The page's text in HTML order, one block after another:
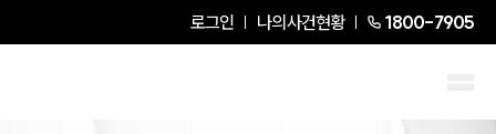
로그인 나의사건현황 1800-7905